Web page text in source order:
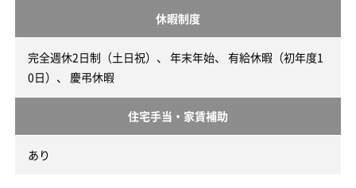
休暇制度
完全週休2日制（土日祝）、 年末年始、 有給休暇（初年度1
0日）、 慶弔休暇
住宅手当・家賃補助
あり